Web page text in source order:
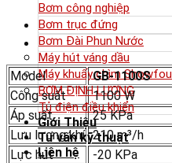
Bơm công nghiệp
Bơm trục đứng
Bơm Đài Phun Nước
Máy hút váng dầu
Máy khuấy chìm Showfou
BƠM ĐỊNH LƯỢNG
Tủ điện điều khiển
Giới Thiệu
Tư vấn kỹ thuật
Liên hệ
Model
GB-1100S
Công suất
1100 W
Áp suất
25 KPa
Lưu lượng khí 210 m³/h
Lực hút
-20 KPa